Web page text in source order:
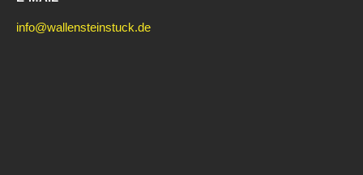
info@wallensteinstuck.de